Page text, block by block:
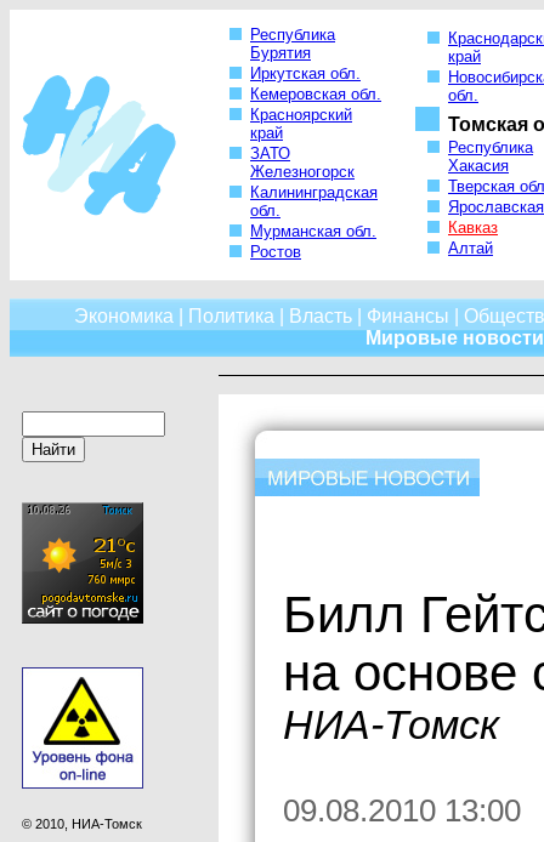
Республика
Бурятия
Иркутская обл.
Кемеровская обл.
Красноярский
край
ЗАТО
Железногорск
Калининградская
обл.
Мурманская обл.
Ростов
край
обл.
Томская
Республика
Хакасия
Тверская
Кавказ
Алтай
Экономика Политика Власть| Финансы
Мировые новости
© 2010, НИА-Томск
Билл
на основе
НИА-Томск
09.08.2010 13:00